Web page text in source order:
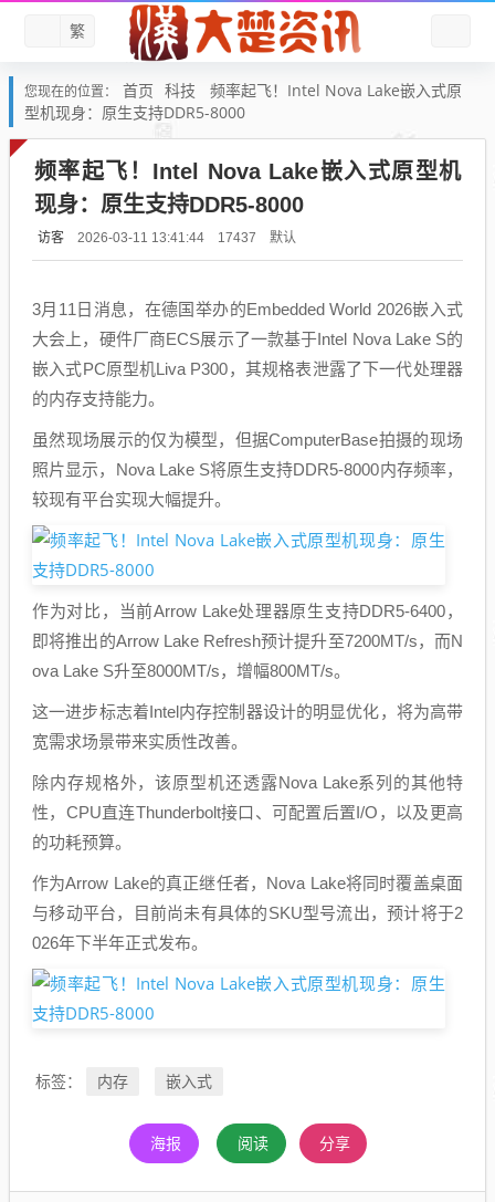
繁
您现在的位置： 首页 科技
频率起飞！Intel Nova Lake嵌入式原
型机现身：原生支持DDR5-8000
频率起飞！Intel Nova Lake嵌入式原型机
现身：原生支持DDR5-8000
访客 2026-03-11 13:41:44 17437 默认
3月11日消息，在德国举办的Embedded World 2026嵌入式
大会上，硬件厂商ECS展示了一款基于Intel Nova Lake S的
嵌入式PC原型机Liva P300，其规格表泄露了下一代处理器
的内存支持能力。
虽然现场展示的仅为模型，但据ComputerBase拍摄的现场
照片显示，Nova Lake S将原生支持DDR5-8000内存频率，
较现有平台实现大幅提升。
作为对比，当前Arrow Lake处理器原生支持DDR5-6400，
即将推出的Arrow Lake Refresh预计提升至7200MT/s，而N
ova Lake S升至8000MT/s，增幅800MT/s。
这一进步标志着Intel内存控制器设计的明显优化，将为高带
宽需求场景带来实质性改善。
除内存规格外，该原型机还透露Nova Lake系列的其他特
性，CPU直连Thunderbolt接口、可配置后置I/O，以及更高
的功耗预算。
作为Arrow Lake的真正继任者，Nova Lake将同时覆盖桌面
与移动平台，目前尚未有具体的SKU型号流出，预计将于2
026年下半年正式发布。
标签： 内存 嵌入式
海报 阅读 分享